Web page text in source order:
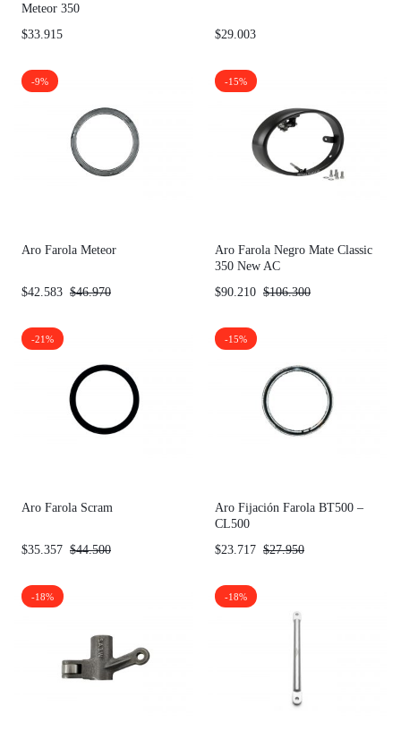
Meteor 350
$33.915 $29.003
-9%
Aro Farola Meteor
$46.970
$42.583
-15%
Aro Farola Negro Mate Classic
350 New AC
$106.300
$90.210
-21%
Aro Farola Scram
$44.500
$35.357
-15%
Aro Fijación Farola BT500 –
CL500
$27.950
$23.717
-18% -18%